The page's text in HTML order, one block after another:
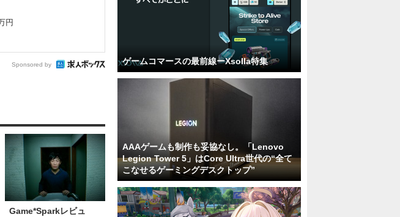
円
Sponsored by
Game*Sparkレビュ
ゲームコマースの最前線ーXsolla特集
AAAゲームも制作も妥協なし。「Lenovo
Legion Tower 5」はCore Ultra世代の“全て
こなせるゲーミングデスクトップ”